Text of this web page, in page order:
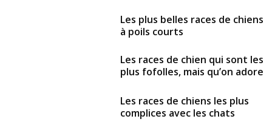
Les plus belles races de chiens
à poils courts
Les races de chien qui sont les
plus fofolles, mais qu’on adore
Les races de chiens les plus
complices avec les chats